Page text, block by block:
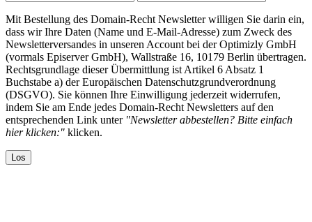
Mit Bestellung des Domain-Recht Newsletter willigen Sie darin ein,
dass wir Ihre Daten (Name und E-Mail-Adresse) zum Zweck des
Newsletterversandes in unseren Account bei der Optimizly GmbH
(vormals Episerver GmbH), Wallstraße 16, 10179 Berlin übertragen.
Rechtsgrundlage dieser Übermittlung ist Artikel 6 Absatz 1
Buchstabe a) der Europäischen Datenschutzgrundverordnung
(DSGVO). Sie können Ihre Einwilligung jederzeit widerrufen,
indem Sie am Ende jedes Domain-Recht Newsletters auf den
entsprechenden Link unter "Newsletter abbestellen? Bitte einfach
hier klicken:" klicken.